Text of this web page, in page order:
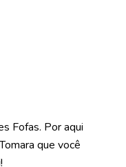
Fofas. Por aqui
que você